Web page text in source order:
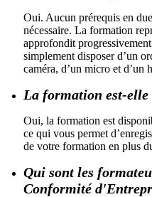
Oui. Aucun prérequis en
nécessaire. La formation
approfondit
simplement disposer d’un
caméra, d’un micro et d’un
La formation est-
Oui, la formation est
ce qui vous permet
de votre formation en plus
Qui sont les
Conformité